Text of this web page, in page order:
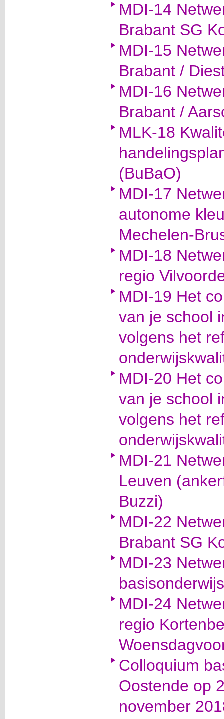
MDI-14
Brabant SG
MDI-15
Brabant /
MDI-16
Brabant /
MLK-18
(BuBaO)
MDI-17
autonome
Mechelen-
MDI-18
regio
MDI-19 Het
van je school
volgens het
MDI-20 Het
van je school
volgens het
MDI-21
Leuven
Buzzi)
MDI-22
Brabant SG
MDI-23
MDI-24
regio
Colloquium
Oostende op
november